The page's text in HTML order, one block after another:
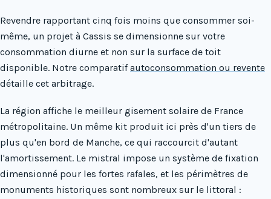
Revendre rapportant cinq fois moins que consommer soi-
même, un projet à Cassis se dimensionne sur votre
consommation diurne et non sur la surface de toit
disponible. Notre comparatifautoconsommation ou revente
détaille cet arbitrage.
La région affiche le meilleur gisement solaire de France
métropolitaine. Un même kit produit ici près d'un tiers de
plus qu'en bord de Manche, ce qui raccourcit d'autant
l'amortissement. Le mistral impose un système de fixation
dimensionné pour les fortes rafales, et les périmètres de
monuments historiques sont nombreux sur le littoral :